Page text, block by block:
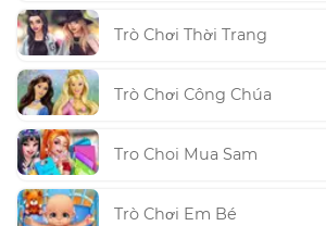
Trò Chơi Thời Trang
Trò Chơi Công Chúa
Tro Choi Mua Sam
Trò Chơi Em Bé